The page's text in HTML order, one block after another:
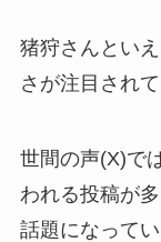
猪狩さんとい
さが注目されて
世間の声(X)で
われる投稿が
話題になってい